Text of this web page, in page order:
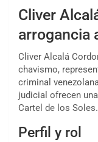
Cliver
arrogancia
Cliver Alcalá
chavismo,
criminal
judicial ofrecen
Cartel de los Soles.
Perfil y rol